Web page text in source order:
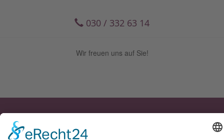
030 / 332 63 14
Wir freuen uns auf Sie!
Pediküre | Päwesiner Weg 3 | 13581 Berlin-